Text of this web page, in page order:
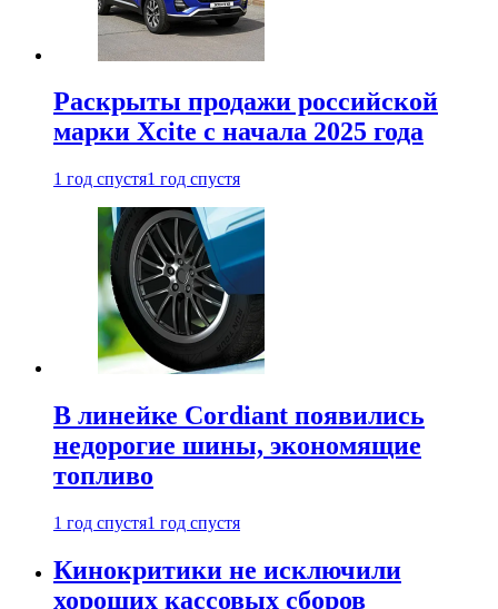
Раскрыты продажи российской
марки Xcite с начала 2025 года
1 год спустя1 год спустя
В линейке Cordiant появились
недорогие шины, экономящие
топливо
1 год спустя1 год спустя
Кинокритики не исключили
хороших кассовых сборов